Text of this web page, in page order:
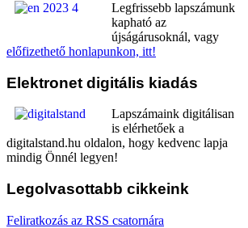
Legfrissebb lapszámunk
kapható az
újságárusoknál, vagy
előfizethető honlapunkon, itt!
Elektronet digitális kiadás
Lapszámaink digitálisan
is elérhetőek a
digitalstand.hu oldalon, hogy kedvenc lapja
mindig Önnél legyen!
Legolvasottabb cikkeink
Feliratkozás az RSS csatornára